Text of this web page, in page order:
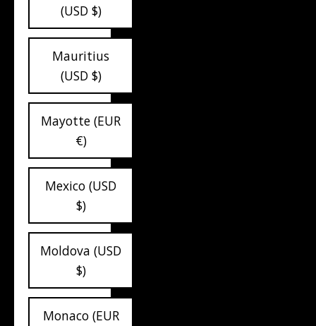
(USD $)
Mauritius
(USD $)
Mayotte (EUR
€)
Mexico (USD
$)
Moldova (USD
$)
Monaco (EUR